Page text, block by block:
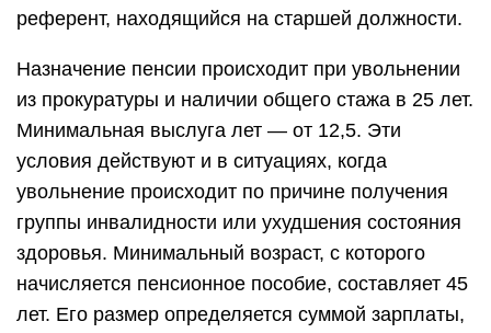
референт, находящийся на старшей должности.
Назначение пенсии происходит при увольнении
из прокуратуры и наличии общего стажа в 25 лет.
Минимальная выслуга лет — от 12,5. Эти
условия действуют и в ситуациях, когда
увольнение происходит по причине получения
группы инвалидности или ухудшения состояния
здоровья. Минимальный возраст, с которого
начисляется пенсионное пособие, составляет 45
лет. Его размер определяется суммой зарплаты,